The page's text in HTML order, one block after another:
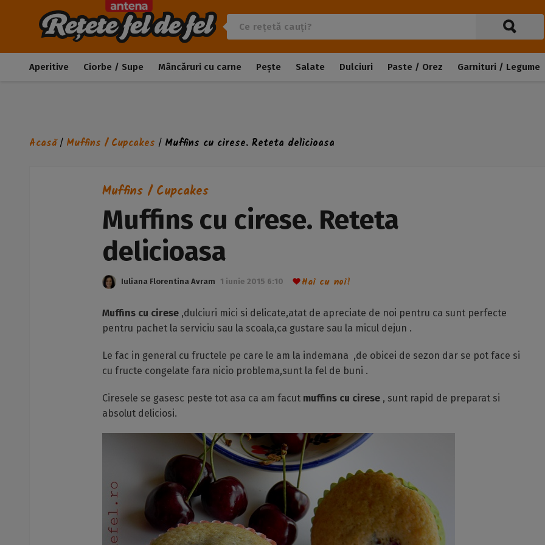
Aperitive Ciorbe / Supe Mâncăruri cu carne Pește Salate Dulciuri Paste / Orez Garnituri / Legume
Acasă/ Muffins / Cupcakes / Muffins cu cirese. Reteta delicioasa
Muffins / Cupcakes
Muffins cu cirese. Reteta
delicioasa
Iuliana Florentina Avram 1 iunie 2015 6:10 Hai cu noi!
Muffins cu cirese ,dulciuri mici si delicate,atat de apreciate de noi pentru ca sunt perfecte
pentru pachet la serviciu sau la scoala,ca gustare sau la micul dejun .
Le fac in general cu fructele pe care le am la indemana ,de obicei de sezon dar se pot face si
cu fructe congelate fara nicio problema,sunt la fel de buni .
Ciresele se gasesc peste tot asa ca am facut muffins cu cirese , sunt rapid de preparat si
absolut deliciosi.